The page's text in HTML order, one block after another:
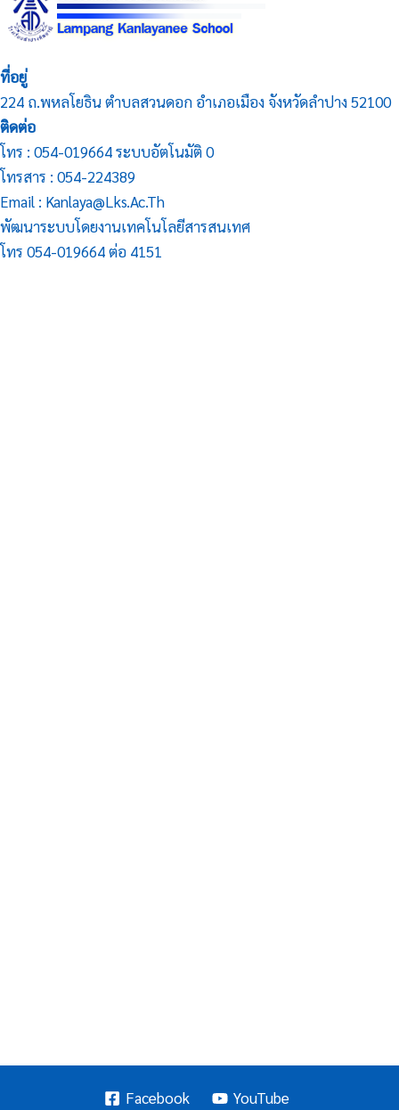
ที่อยู่
224 ถ.พหลโยธิน ตำบลสวนดอก อำเภอเมือง จังหวัดลำปาง 52100
ติดต่อ
โทร : 054-019664 ระบบอัตโนมัติ 0
โทรสาร : 054-224389
Email : Kanlaya@lks.ac.th
พัฒนาระบบโดยงานเทคโนโลยีสารสนเทศ
โทร 054-019664 ต่อ 4151
Facebook YouTube